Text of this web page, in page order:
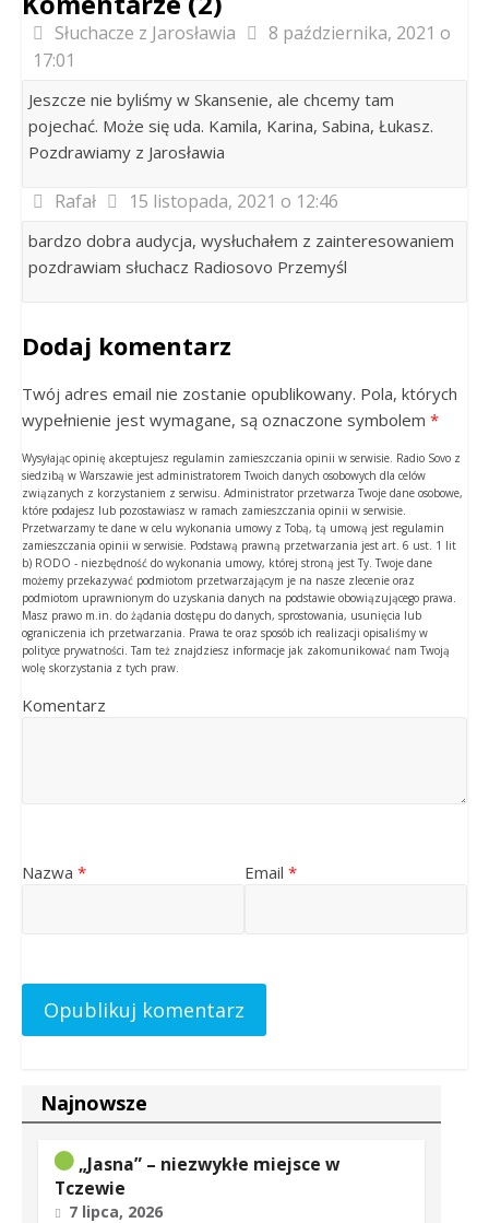
Słuchacze z Jarosławia
8 października, 2021 o
17:01
Jeszcze nie byliśmy w Skansenie, ale chcemy tam
pojechać. Może się uda. Kamila, Karina, Sabina, Łukasz.
Pozdrawiamy z Jarosławia
Rafał 15 listopada, 2021 o 12:46
bardzo dobra audycja, wysłuchałem z zainteresowaniem
pozdrawiam słuchacz Radiosovo Przemyśl
Dodaj komentarz
Twój adres email nie zostanie opublikowany. Pola, których
wypełnienie jest wymagane, są oznaczone symbolem *
Wysyłając opinię akceptujesz regulamin zamieszczania opinii w serwisie. Radio Sovo z
siedzibą w Warszawie jest administratorem Twoich danych osobowych dla celów
związanych z korzystaniem z serwisu. Administrator przetwarza Twoje dane osobowe,
które podajesz lub pozostawiasz w ramach zamieszczania opinii w serwisie.
Przetwarzamy te dane w celu wykonania umowy z Tobą, tą umową jest regulamin
zamieszczania opinii w serwisie. Podstawą prawną przetwarzania jest art. 6 ust. 1 lit
b) RODO - niezbędność do wykonania umowy, której stroną jest Ty. Twoje dane
możemy przekazywać podmiotom przetwarzającym je na nasze zlecenie oraz
podmiotom uprawnionym do uzyskania danych na podstawie obowiązującego prawa.
Masz prawo m.in. do żądania dostępu do danych, sprostowania, usunięcia lub
ograniczenia ich przetwarzania. Prawa te oraz sposób ich realizacji opisaliśmy w
polityce prywatności. Tam też znajdziesz informacje jak zakomunikować nam Twoją
wolę skorzystania z tych praw.
Komentarz
Nazwa * Email *
Najnowsze
„Jasna” – niezwykłe miejsce w
Tczewie
7 lipca, 2026